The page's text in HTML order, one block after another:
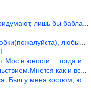
лишь бы бабла срубить!
любые штаны на ж
в юности… тогда и стиль т
как и все. Но это
у меня костюм, юбка и жак